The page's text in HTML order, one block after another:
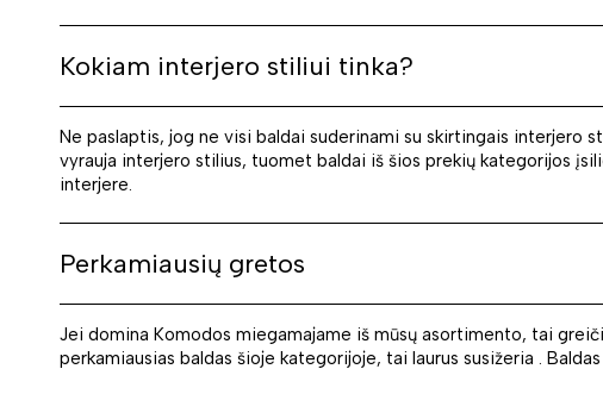
Kokiam interjero stiliui tinka?
Ne paslaptis, jog ne visi baldai suderinami su skirtingais interjero
vyrauja interjero stilius, tuomet baldai iš šios prekių kategorijos
interjere.
Perkamiausių gretos
Jei domina Komodos miegamajame iš mūsų asortimento, tai
perkamiausias baldas šioje kategorijoje, tai laurus susižeria .